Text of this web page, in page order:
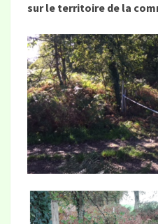
sur le territoire de la